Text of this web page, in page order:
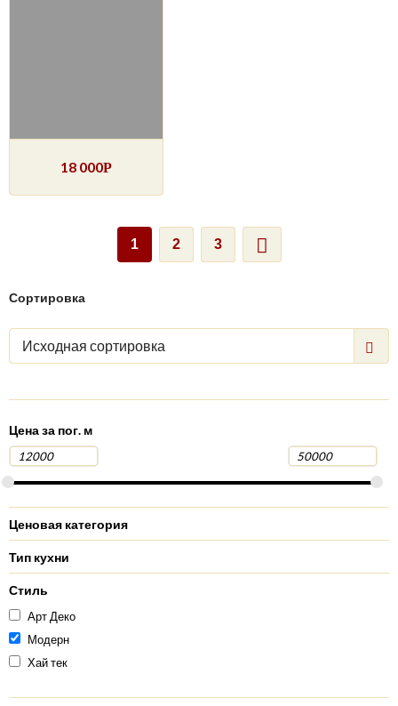
18 000Р
1 2 3
Сортировка
Исходная сортировка
Цена за пог. м
Ценовая категория
Тип кухни
Стиль
Арт Деко
Модерн
Хай тек